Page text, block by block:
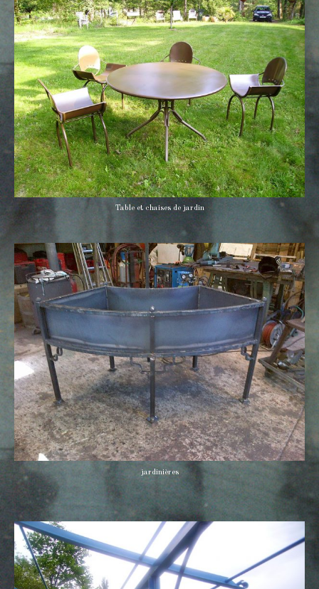
Table et chaises de jardin
jardinières